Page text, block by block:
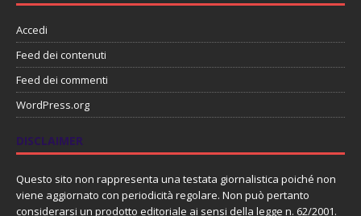
Accedi
Feed dei contenuti
Feed dei commenti
WordPress.org
DISCLAIMER
Questo sito non rappresenta una testata giornalistica poiché non
viene aggiornato con periodicità regolare. Non può pertanto
considerarsi un prodotto editoriale ai sensi della legge n. 62/2001.